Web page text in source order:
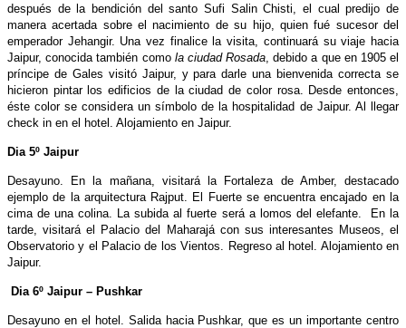
después de la bendición del santo Sufi Salin Chisti, el cual predijo de
manera acertada sobre el nacimiento de su hijo, quien fué sucesor del
emperador Jehangir. Una vez finalice la visita, continuará su viaje hacia
Jaipur, conocida también como la ciudad Rosada , debido a que en 1905 el
príncipe de Gales visitó Jaipur, y para darle una bienvenida correcta se
hicieron pintar los edificios de la ciudad de color rosa. Desde entonces,
éste color se considera un símbolo de la hospitalidad de Jaipur. Al llegar
check in en el hotel. Alojamiento en Jaipur.
Dia 5º Jaipur
Desayuno. En la mañana, visitará la Fortaleza de Amber, destacado
ejemplo de la arquitectura Rajput. El Fuerte se encuentra encajado en la
cima de una colina. La subida al fuerte será a lomos del elefante. En la
tarde, visitará el Palacio del Maharajá con sus interesantes Museos, el
Observatorio y el Palacio de los Vientos. Regreso al hotel. Alojamiento en
Jaipur.
Dia 6º Jaipur – Pushkar
Desayuno en el hotel. Salida hacia Pushkar,que es un importante centro